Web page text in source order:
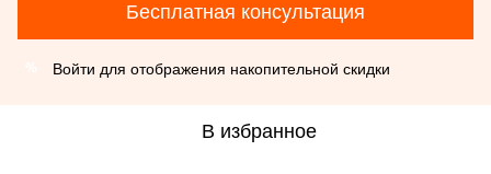
Бесплатная консультация
Войти для отображения накопительной скидки
В избранное